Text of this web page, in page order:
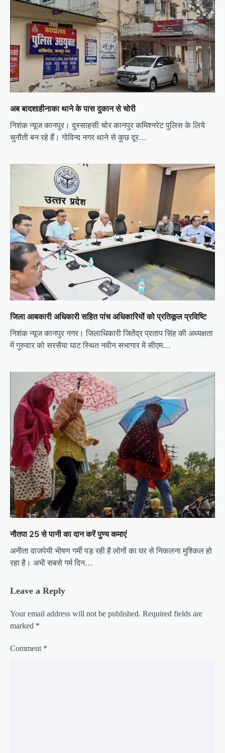
a
t
i
o
n
अब बादशाहीनाका थाने के पास दुकान से चोरी
निशंक न्यूज कानपुर। दुस्साहसी चोर कानपुर कमिश्नरेट पुलिस के लिये
चुनौती बन रहे हैं। गोविन्द नगर थाने से कुछ दूर…
जिला आबकारी अधिकारी सहित पांच अधिकारियों को प्रतिकूल प्रविष्टि
निशंक न्यूज कानपुर नगर। जिलाधिकारी जितेंद्र प्रताप सिंह की अध्यक्षता
में गुरुवार को सरसैया घाट स्थित नवीन सभागार में सीएम…
नौतपा 25 से पानी का दान करें पुण्य कमाएं
अनीता वाजपेयी भीषण गर्मी पड़ रही है लोगों का घर से निकलना मुश्किल हो
रहा है। अभी सबसे गर्म दिन…
Leave a Reply
Your email address will not be published. Required fields are
marked *
Comment *